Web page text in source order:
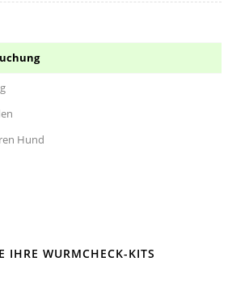
Hund
IHRE WURMCHECK-KITS